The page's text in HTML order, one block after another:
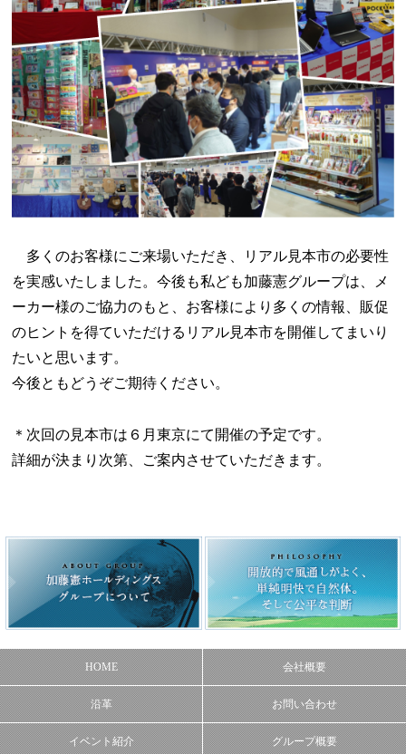
多くのお客様にご来場いただき、リアル見本市の必要性
を実感いたしました。今後も私ども加藤憲グループは、メ
ーカー様のご協力のもと、お客様により多くの情報、販促
のヒントを得ていただけるリアル見本市を開催してまいり
たいと思います。
今後ともどうぞご期待ください。
＊次回の見本市は６月東京にて開催の予定です。
詳細が決まり次第、ご案内させていただきます。
HOME 会社概要
沿革 お問い合わせ
イベント紹介 グループ概要